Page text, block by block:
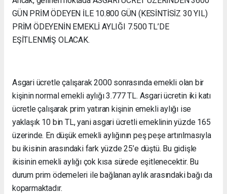
GÜN PRİM ÖDEYEN İLE 10.800 GÜN (KESİNTİSİZ 30 YIL)
PRİM ÖDEYENİN EMEKLİ AYLIĞI 7.500 TL’DE
EŞİTLENMİŞ OLACAK.
Asgari ücretle çalışarak 2000 sonrasında emekli olan bir
kişinin normal emekli aylığı 3.777 TL. Asgari ücretin iki katı
ücretle çalışarak prim yatıran kişinin emekli aylığı ise
yaklaşık 10 bin TL, yani asgari ücretli emeklinin yüzde 165
üzerinde. En düşük emekli aylığının peş peşe artırılmasıyla
bu ikisinin arasındaki fark yüzde 25’e düştü. Bu gidişle
ikisinin emekli aylığı çok kısa sürede eşitlenecektir. Bu
durum prim ödemeleri ile bağlanan aylık arasındaki bağı da
koparmaktadır.